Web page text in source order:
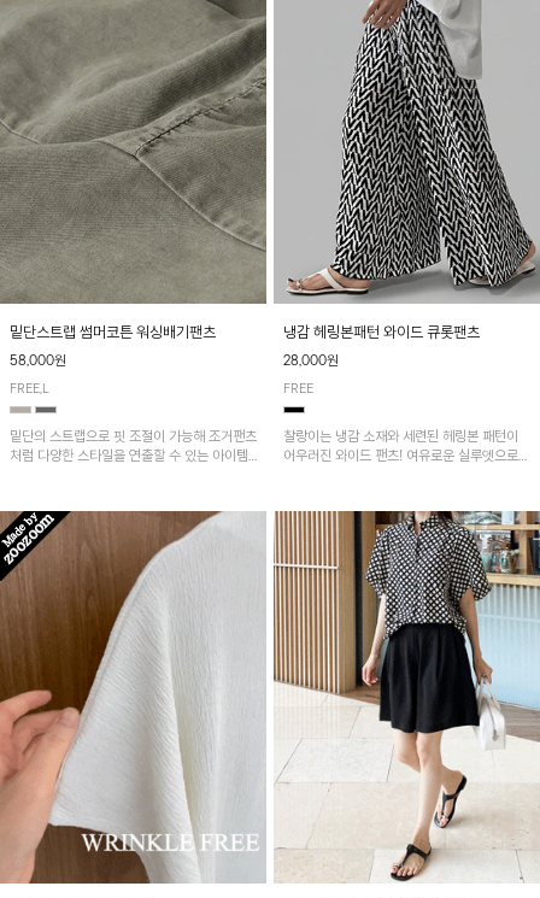
밑단스트랩 썸머코튼 워싱배기팬츠
58,000원
FREE,L
밑단의 스트랩으로 핏 조절이 가능해 조거팬츠
처럼 다양한 스타일을 연출할 수 있는 아이템!
냉감 헤링본패턴 와이드 큐롯팬츠
28,000원
FREE
찰랑이는 냉감 소재와 세련된 헤링본 패턴이
어우러진 와이드 팬츠! 여유로운 실루엣으로
다.